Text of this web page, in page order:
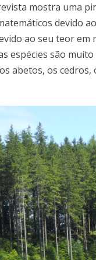
mostra uma
devido
ao seu teor
espécies são
abetos, os